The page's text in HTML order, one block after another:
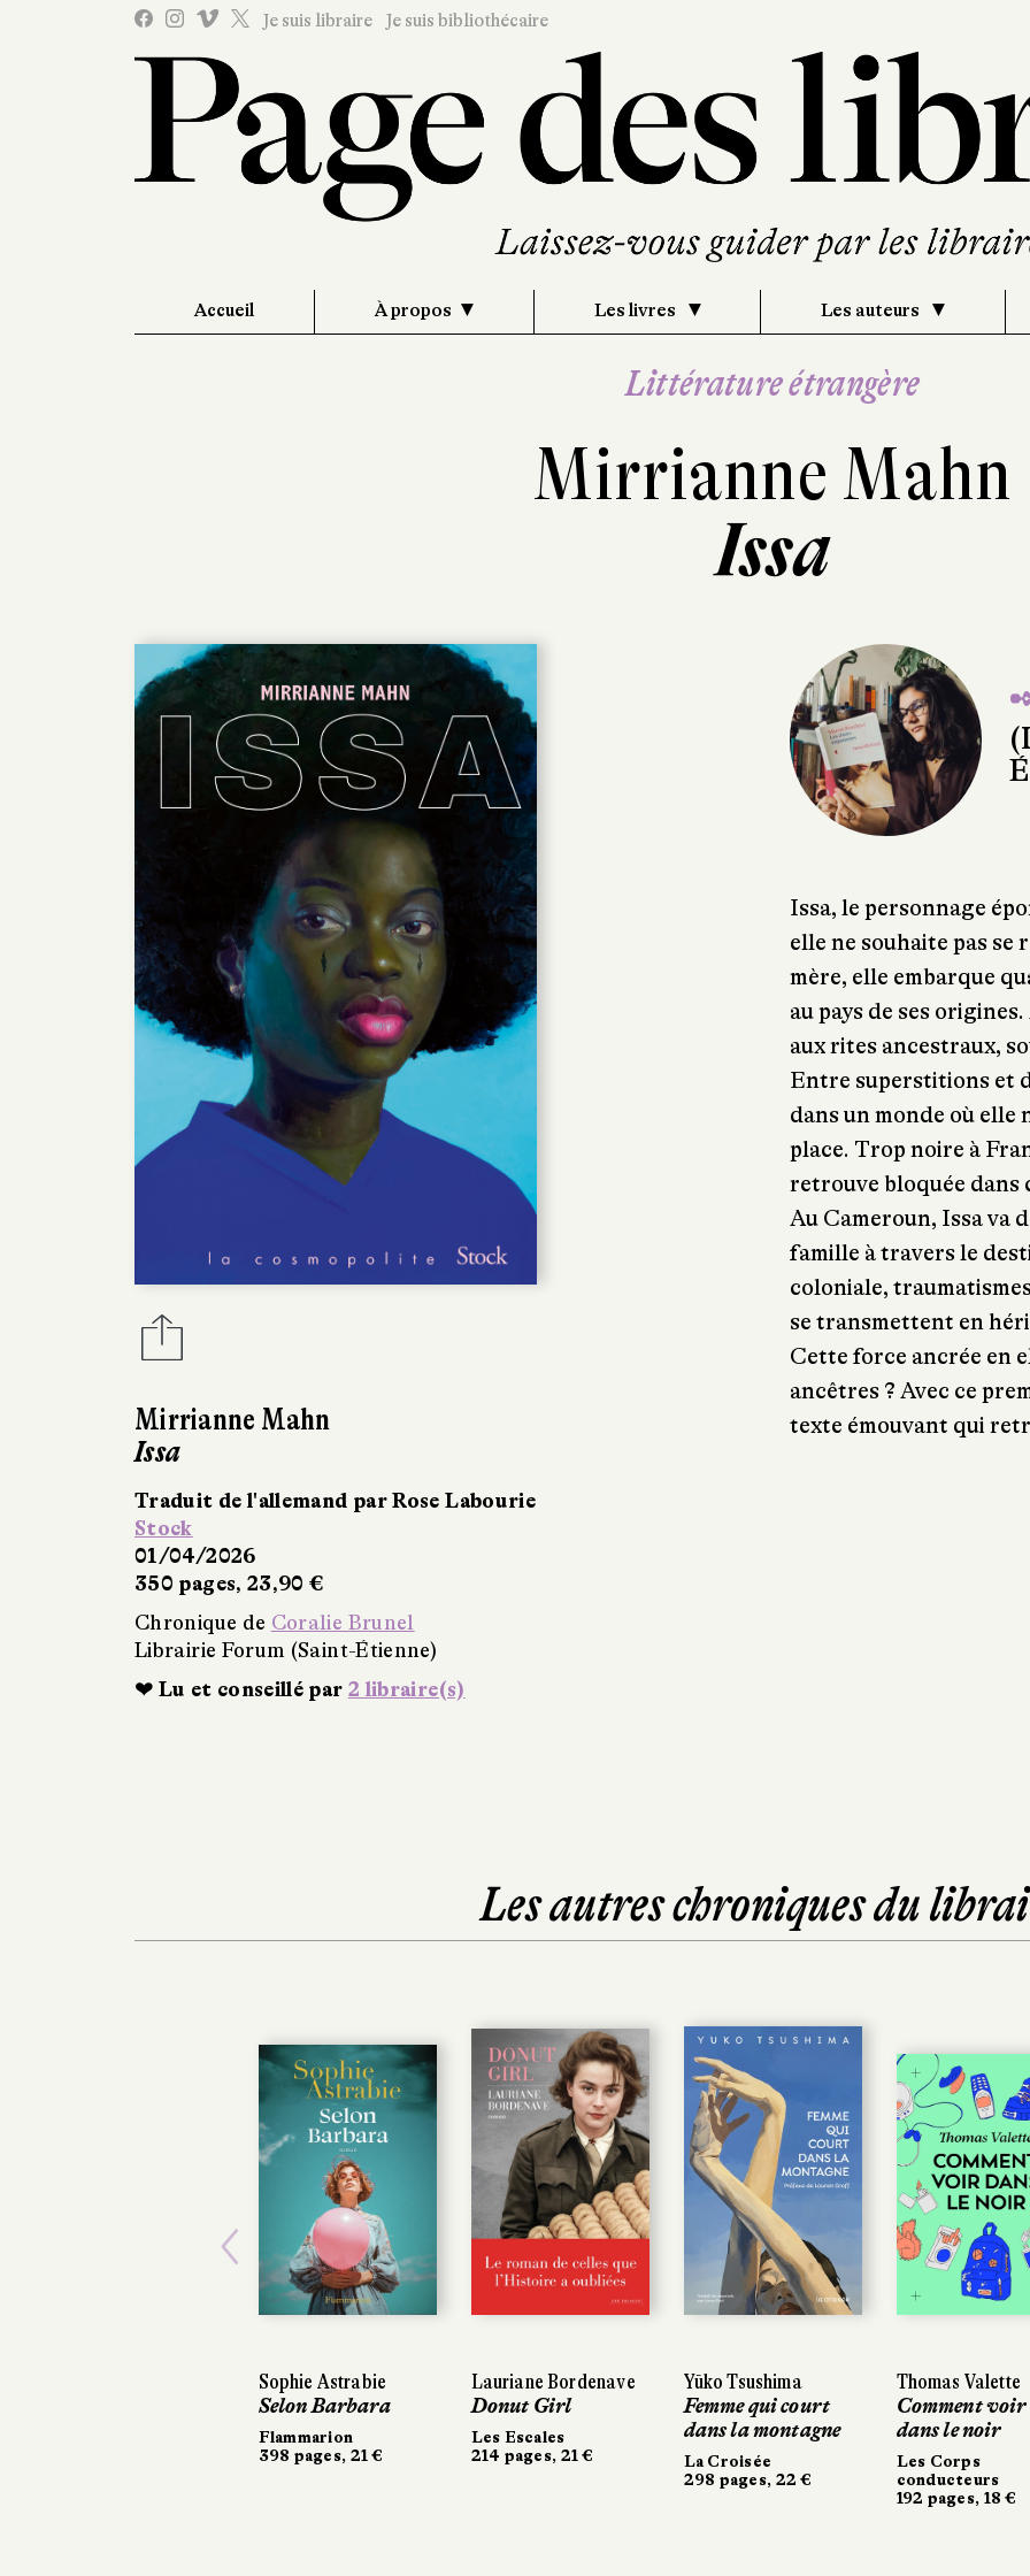
Je suis libraire Je suis bibliothécaire
Accueil À propos Les livres Les auteurs
Littérature étrangère
Mirrianne Mahn
Issa
Mirrianne Mahn
Issa
Traduit de l'allemand par Rose Labourie
Stock
01/04/2026
350 pages, 23,90 €
Chronique de Coralie Brunel
Librairie Forum (Saint-Étienne)
❤ Lu et conseillé par 2 libraire(s)
Issa, le personnage
elle ne souhaite pas se
mère, elle embarque
au pays de ses
aux rites ancestraux,
Entre superstitions et
dans un monde où elle
place. Trop noire à
retrouve bloquée dans
Au Cameroun, Issa va
famille à travers le
coloniale,
se transmettent en
Cette force ancrée en
ancêtres ? Avec ce
texte émouvant qui
Les autres chroniques du
Sophie Astrabie
Selon Barbara
Flammarion
398 pages, 21 €
Lauriane Bordenave
Donut Girl
Les Escales
214 pages, 21 €
Yūko Tsushima
Femme qui court
dans la montagne
La Croisée
298 pages, 22 €
Thomas Valette
Comment voir
dans le noir
Les Corps
conducteurs
192 pages, 18 €
Lauriane Bordenave
Donut Girl
Les Escales
214 pages, 21 €
Yūko Tsushima
Femme qui court
dans la montagne
La Croisée
298 pages, 22 €
Thomas Valette
Comment voir
dans le noir
Les Corps
conducteurs
192 pages, 18 €
Previous